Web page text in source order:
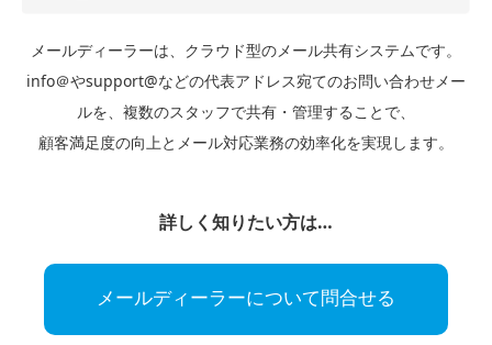
メールディーラーは、クラウド型のメール共有システムです。
info＠やsupport@などの代表アドレス宛てのお問い合わせメー
ルを、複数のスタッフで共有・管理することで、
顧客満足度の向上とメール対応業務の効率化を実現します。
詳しく知りたい方は…
メールディーラーについて問合せる